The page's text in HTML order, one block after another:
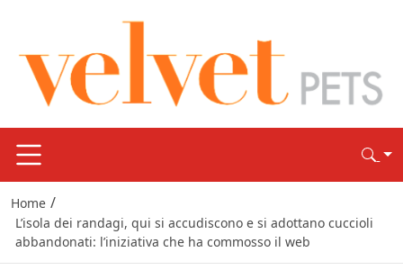
Home /
L’isola dei randagi, qui si accudiscono e si adottano cuccioli
abbandonati: l’iniziativa che ha commosso il web